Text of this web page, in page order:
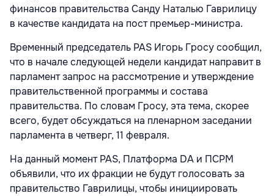
финансов правительства Санду Наталью Гаврилицу
в качестве кандидата на пост премьер-министра.
Временный председатель PAS Игорь Гросу сообщил,
что в начале следующей недели кандидат направит в
парламент запрос на рассмотрение и утверждение
правительственной программы и состава
правительства. По словам Гросу, эта тема, скорее
всего, будет обсуждаться на пленарном заседании
парламента в четверг, 11 февраля.
На данный момент PAS, Платформа DA и ПСРМ
объявили, что их фракции не будут голосовать за
правительство Гаврилицы, чтобы инициировать